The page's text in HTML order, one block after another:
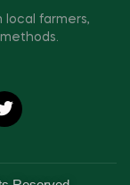
local farmers,